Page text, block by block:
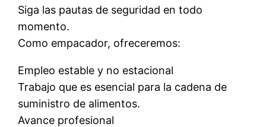
Siga las pautas de seguridad en todo
momento.
Como empacador, ofreceremos:
Empleo estable y no estacional
Trabajo que es esencial para la cadena de
suministro de alimentos.
Avance profesional